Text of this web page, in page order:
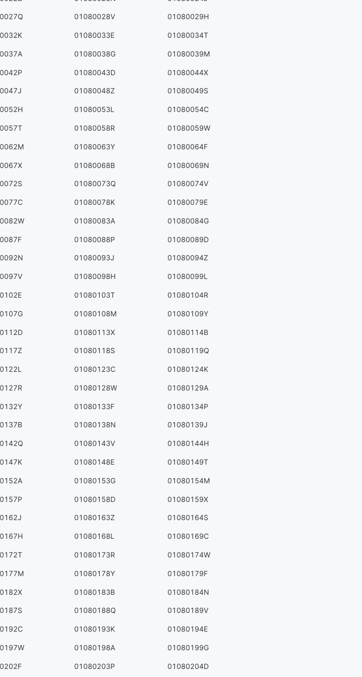
01080028V 01080029H
01080033E 01080034T
01080038G 01080039M
01080043D 01080044X
01080048Z 01080049S
01080053L 01080054C
01080058R 01080059W
01080063Y 01080064F
01080068B 01080069N
01080073Q 01080074V
01080078K 01080079E
01080083A 01080084G
01080088P 01080089D
01080093J 01080094Z
01080098H 01080099L
01080103T 01080104R
01080108M 01080109Y
01080113X 01080114B
01080118S 01080119Q
01080123C 01080124K
01080128W 01080129A
01080133F 01080134P
01080138N 01080139J
01080143V 01080144H
01080148E 01080149T
01080153G 01080154M
01080158D 01080159X
01080163Z 01080164S
01080168L 01080169C
01080173R 01080174W
01080178Y 01080179F
01080183B 01080184N
01080188Q 01080189V
01080193K 01080194E
01080198A 01080199G
01080203P 01080204D